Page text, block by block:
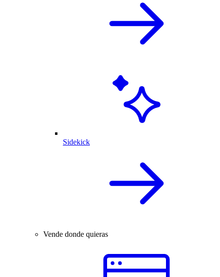
Sidekick
Vende donde quieras